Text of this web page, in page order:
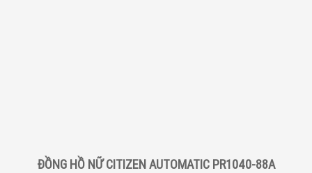
ĐỒNG HỒ NỮ CITIZEN AUTOMATIC PR1040-88A